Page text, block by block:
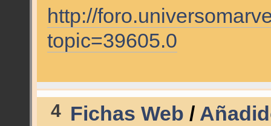
http://
topic=39605.0
4 Fichas Web /